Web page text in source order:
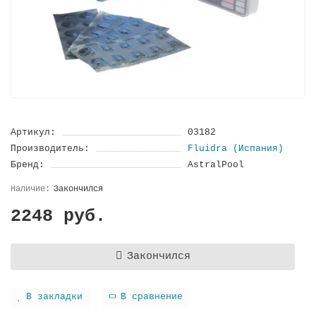
Артикул:
03182
Производитель:
Fluidra (Испания)
Бренд:
AstralPool
Закончился
2248 руб.
Закончился
В закладки В сравнение